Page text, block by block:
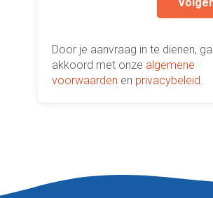
Door je aanvraag in te dienen,
akkoord met onze algemene
voorwaarden en privacybeleid